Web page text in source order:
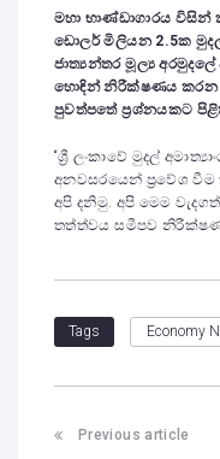
මහා භාණ්ඩාගාරය
ඩොලර් මිලියන 2.5ක
ජාත්‍යන්තර මූල්‍ය
හොඳින් නිරීක්ෂණය කරන
පුවත්පතේ ප්‍රශ්නයකට
“ශ්‍රී ලංකාවේ මුදල්
අනවසරයෙන් ප්‍රවේශ
අපි දනිමු. අපි මෙම
තත්ත්වය සමීපව
Tags Economy
Previous article